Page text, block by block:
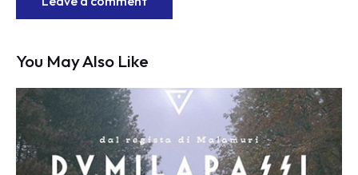
You May Also Like